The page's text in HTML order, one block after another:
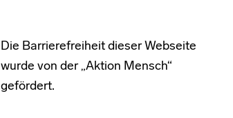
Die Barrierefreiheit dieser Webseite
wurde von der „Aktion Mensch“
gefördert.